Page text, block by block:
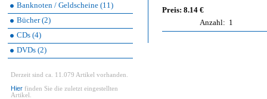
Banknoten / Geldscheine (11)
Bücher (2)
CDs (4)
DVDs (2)
Derzeit sind ca. 11.079 Artikel vorhanden.
Hier finden Sie die zuletzt eingestellten
Artikel.
Preis: 8.14 €
Anzahl: 1